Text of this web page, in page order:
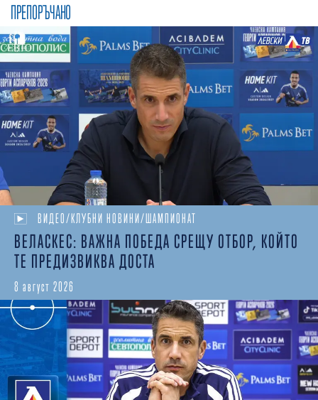
ПРЕПОРЪЧАНО
ВИДЕО/КЛУБНИ НОВИНИ/ШАМПИОНАТ
ВЕЛАСКЕС: ВАЖНА ПОБЕДА СРЕЩУ ОТБОР, КОЙТО
ТЕ ПРЕДИЗВИКВА ДОСТА
8 август 2026